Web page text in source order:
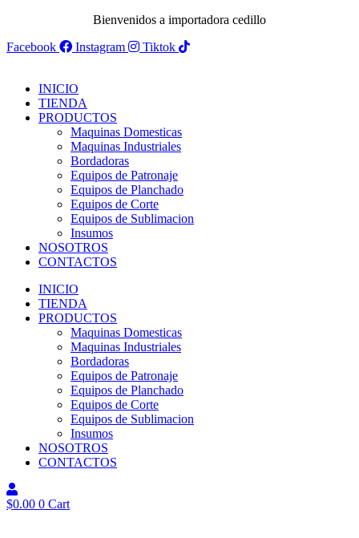
Bienvenidos a importadora cedillo
Facebook
Instagram Tiktok
INICIO
TIENDA
PRODUCTOS
Maquinas Domesticas
Maquinas Industriales
Bordadoras
Equipos de Patronaje
Equipos de Planchado
Equipos de Corte
Equipos de Sublimacion
Insumos
NOSOTROS
CONTACTOS
INICIO
TIENDA
PRODUCTOS
Maquinas Domesticas
Maquinas Industriales
Bordadoras
Equipos de Patronaje
Equipos de Planchado
Equipos de Corte
Equipos de Sublimacion
Insumos
NOSOTROS
CONTACTOS
$0.00 0 Cart